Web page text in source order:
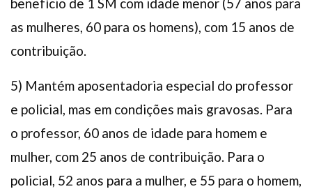
as mulheres, 60 para os homens), com 15 anos de
contribuição.
5) Mantém aposentadoria especial do professor
e policial, mas em condições mais gravosas. Para
o professor, 60 anos de idade para homem e
mulher, com 25 anos de contribuição. Para o
policial, 52 anos para a mulher, e 55 para o homem,